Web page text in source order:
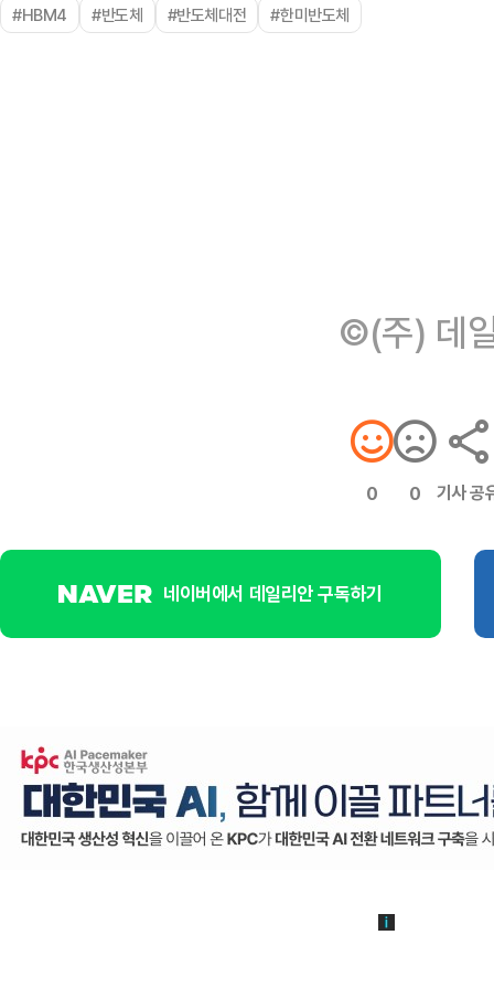
#HBM4 #반도체 #반도체대전 #한미반도체
©(주) 데
0 0 기사 공
네이버에서 데일리안 구독하기